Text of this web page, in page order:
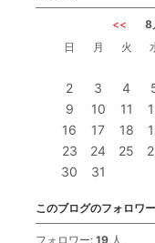
<< 8
日
月 火
2
3 4
9
10 11
16
17 18
23
24 25
30
31
このブログのフォロワー
フォロワー: 19 人